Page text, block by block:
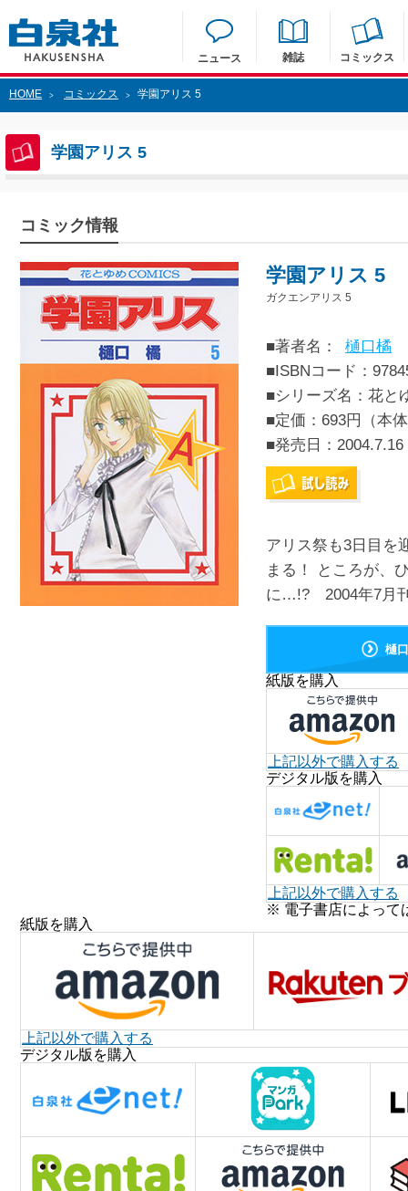
ニュース 雑誌 コミックス
HOME > コミックス > 学園アリス 5
学園アリス 5
コミック情報
学園アリス 5
ガクエンアリス 5
■著者名：
樋口橘
■ISBNコード：
■シリーズ名：花と
■定価：693円（本
■発売日： 2004.7.16
アリス祭も3日目を
まる！ ところが、
に…!? 2004年7月
樋
紙版を購入
上記以外で購入する
デジタル版を購入
上記以外で購入する
※ 電子書店によって
紙版を購入
上記以外で購入する
デジタル版を購入